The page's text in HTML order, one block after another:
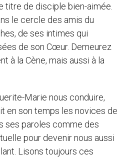
titre de disciple bien-aimée.
le cercle des amis du
de ses intimes qui
de son Cœur. Demeurez
à la Cène, mais aussi à la
Marie nous conduire,
en son temps les novices de
ses paroles comme des
pour devenir nous aussi
Lisons toujours ces